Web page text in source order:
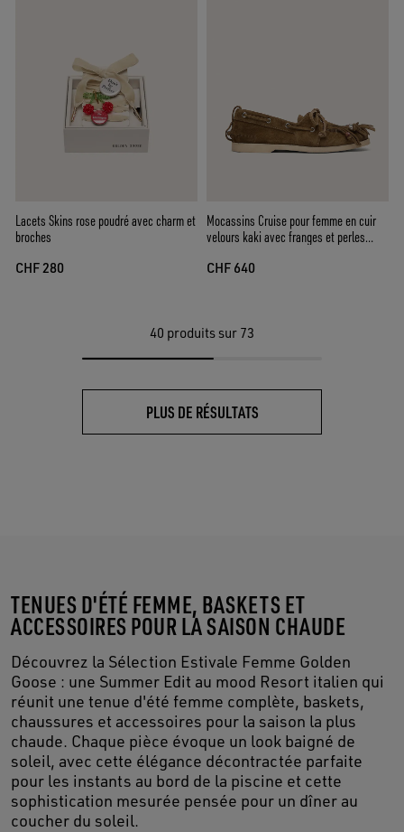
Lacets Skins rose poudré avec charm et
broches
CHF 280
Mocassins Cruise pour femme en cuir
velours kaki avec franges et perles
CHF 640
40 produits sur 73
PLUS DE RÉSULTATS
TENUES D'ÉTÉ FEMME, BASKETS ET
ACCESSOIRES POUR LA SAISON CHAUDE
Découvrez la Sélection Estivale Femme Golden
Goose : une Summer Edit au mood Resort italien qui
réunit une tenue d'été femme complète, baskets,
chaussures et accessoires pour la saison la plus
chaude. Chaque pièce évoque un look baigné de
soleil, avec cette élégance décontractée parfaite
pour les instants au bord de la piscine et cette
sophistication mesurée pensée pour un dîner au
coucher du soleil.